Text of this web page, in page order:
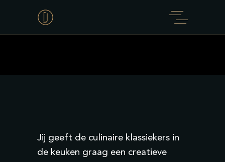
Jij geeft de culinaire klassiekers in
de keuken graag een creatieve